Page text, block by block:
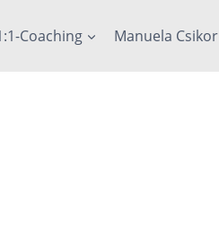
Coaching Manuela Csikor